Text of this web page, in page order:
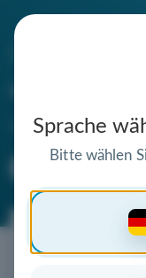
Sprache
Bitte wählen
wood-
steht zum
Jetzt diese